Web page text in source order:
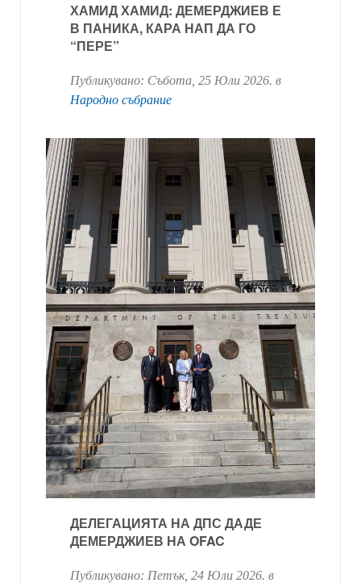
ХАМИД ХАМИД: ДЕМЕРДЖИЕВ Е
В ПАНИКА, КАРА НАП ДА ГО
“ПЕРЕ”
Публикувано: Събота, 25 Юли 2026. в
Народно събрание
ДЕЛЕГАЦИЯТА НА ДПС ДАДЕ
ДЕМЕРДЖИЕВ НА OFAC
Публикувано: Петък, 24 Юли 2026. в